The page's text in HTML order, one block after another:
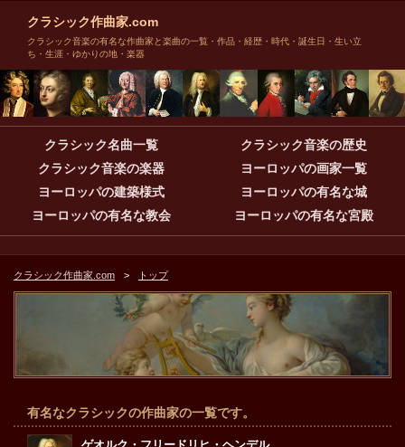
クラシック作曲家.com
クラシック音楽の有名な作曲家と楽曲の一覧・作品・経歴・時代・誕生日・生い立
ち・生涯・ゆかりの地・楽器
クラシック名曲一覧
クラシック音楽の歴史
クラシック音楽の楽器
ヨーロッパの画家一覧
ヨーロッパの建築様式
ヨーロッパの有名な城
ヨーロッパの有名な教会
ヨーロッパの有名な宮殿
クラシック作曲家.com トップ
有名なクラシックの作曲家の一覧です。